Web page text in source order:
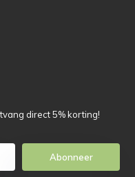
direct 5% korting!
Abonneer